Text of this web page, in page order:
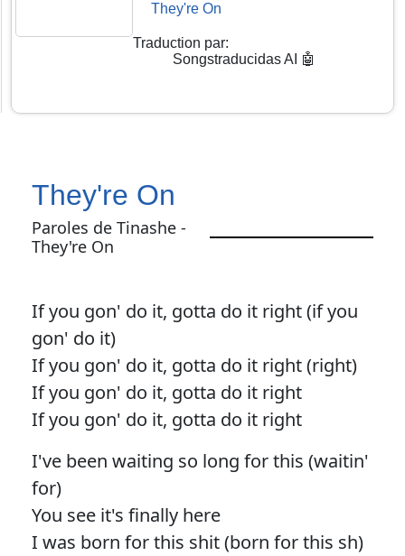
They're On
Traduction par:
Songstraducidas AI 🤖
They're On
Paroles de Tinashe -
They're On
If you gon' do it, gotta do it right (if you
gon' do it)
If you gon' do it, gotta do it right (right)
If you gon' do it, gotta do it right
If you gon' do it, gotta do it right
I've been waiting so long for this (waitin'
for)
You see it's finally here
I was born for this shit (born for this sh)